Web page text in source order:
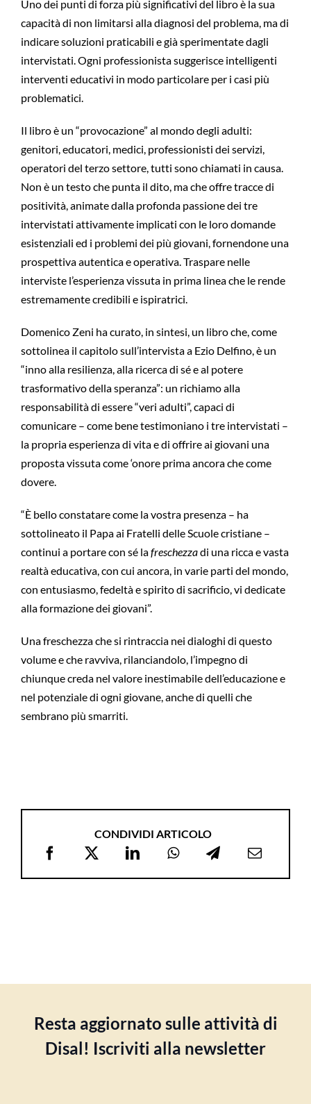
Uno dei punti di forza più significativi del libro è la sua
capacità di non limitarsi alla diagnosi del problema, ma di
indicare soluzioni praticabili e già sperimentate dagli
intervistati. Ogni professionista suggerisce intelligenti
interventi educativi in modo particolare per i casi più
problematici.
Il libro è un “provocazione” al mondo degli adulti:
genitori, educatori, medici, professionisti dei servizi,
operatori del terzo settore, tutti sono chiamati in causa.
Non è un testo che punta il dito, ma che offre tracce di
positività, animate dalla profonda passione dei tre
intervistati attivamente implicati con le loro domande
esistenziali ed i problemi dei più giovani, fornendone una
prospettiva autentica e operativa. Traspare nelle
interviste l’esperienza vissuta in prima linea che le rende
estremamente credibili e ispiratrici.
Domenico Zeni ha curato, in sintesi, un libro che, come
sottolinea il capitolo sull’intervista a Ezio Delfino, è un
“inno alla resilienza, alla ricerca di sé e al potere
trasformativo della speranza”: un richiamo alla
responsabilità di essere “veri adulti”, capaci di
comunicare – come bene testimoniano i tre intervistati –
la propria esperienza di vita e di offrire ai giovani una
proposta vissuta come ‘onore prima ancora che come
dovere.
“È bello constatare come la vostra presenza – ha
sottolineato il Papa ai Fratelli delle Scuole cristiane –
continui a portare con sé lafreschezzadi una ricca e vasta
realtà educativa, con cui ancora, in varie parti del mondo,
con entusiasmo, fedeltà e spirito di sacrificio, vi dedicate
alla formazione dei giovani”.
Una freschezza che si rintraccia nei dialoghi di questo
volume e che ravviva, rilanciandolo, l’impegno di
chiunque creda nel valore inestimabile dell’educazione e
nel potenziale di ogni giovane, anche di quelli che
sembrano più smarriti.
CONDIVIDI ARTICOLO
Resta aggiornato sulle attività di
Disal! Iscriviti alla newsletter